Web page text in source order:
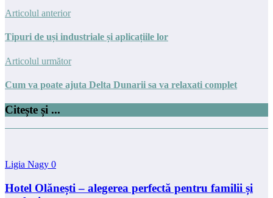
Articolul anterior
Tipuri de uși industriale și aplicațiile lor
Articolul următor
Cum va poate ajuta Delta Dunarii sa va relaxati complet
Citește și ...
Ligia Nagy 0
Hotel Olănești – alegerea perfectă pentru familii și